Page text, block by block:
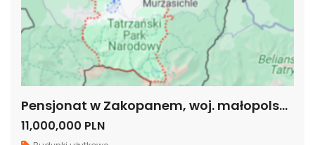
Pensjonat w Zakopanem, woj. małopolskie
11,000,000 PLN